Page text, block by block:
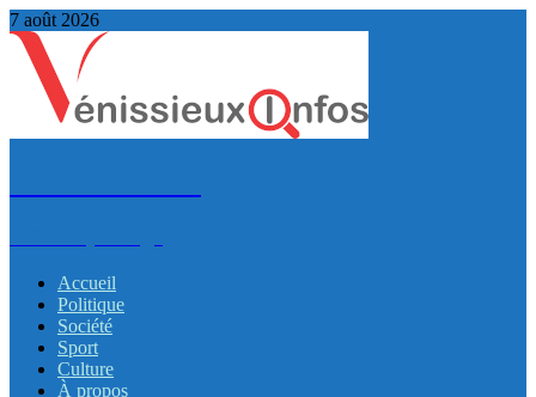
7 août 2026
Accueil
Politique
Société
Sport
Culture
À propos